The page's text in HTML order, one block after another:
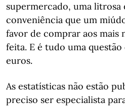
supermercado, uma litrosa
conveniência que um
favor de comprar aos mais
feita. E é tudo uma
euros.
As estatísticas não estão
preciso ser especialista